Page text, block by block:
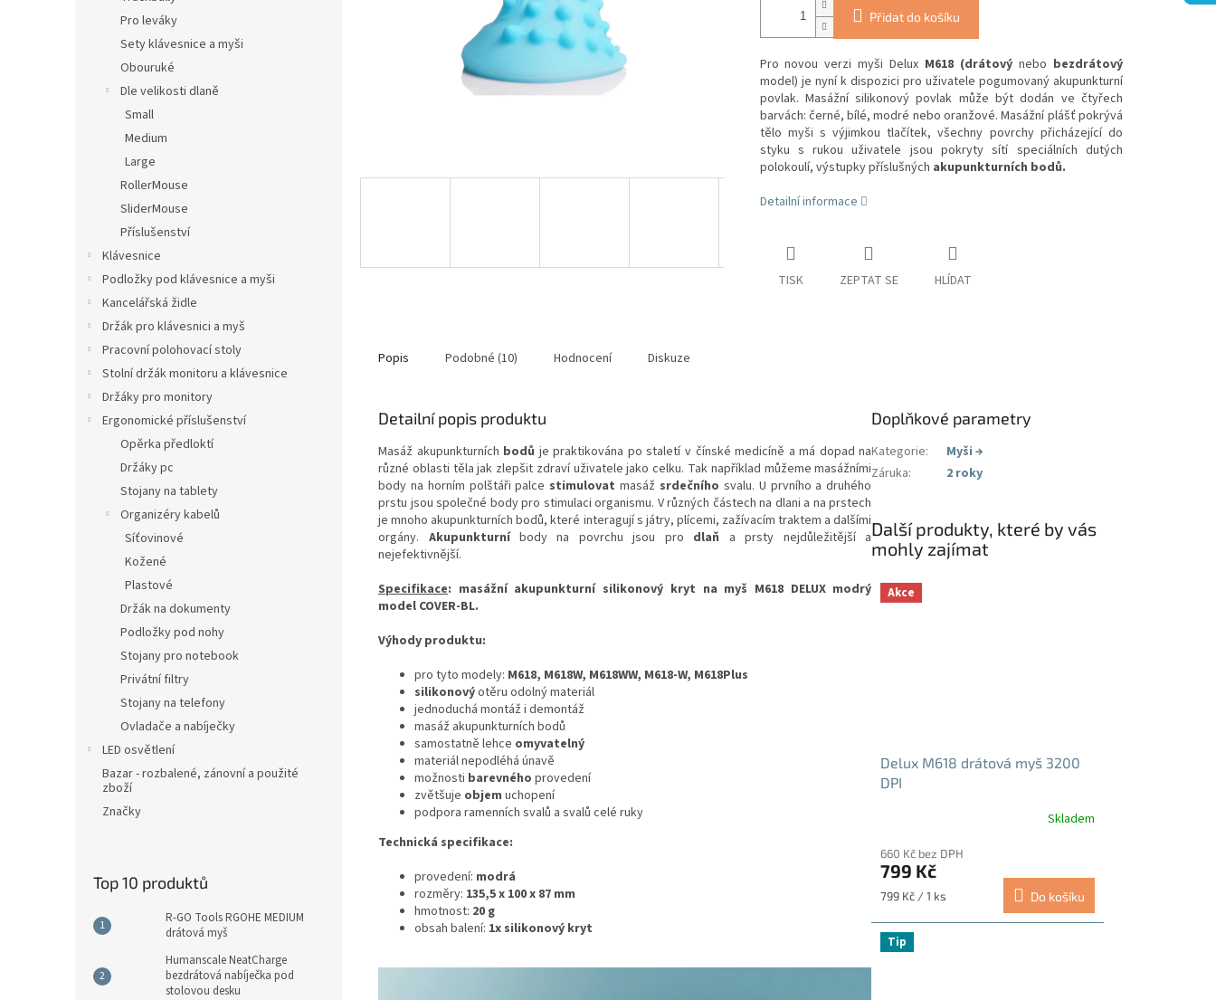
Pro leváky
Sety klávesnice a myši
Obouruké
Dle velikosti dlaně
Small
Medium
Large
RollerMouse
SliderMouse
Příslušenství
Klávesnice
Podložky pod klávesnice a myši
Kancelářská židle
Držák pro klávesnici a myš
Pracovní polohovací stoly
Stolní držák monitoru a klávesnice
Držáky pro monitory
Ergonomické příslušenství
Opěrka předloktí
Držáky pc
Stojany na tablety
Organizéry kabelů
Síťovinové
Kožené
Plastové
Držák na dokumenty
Podložky pod nohy
Stojany pro notebook
Privátní filtry
Stojany na telefony
Ovladače a nabíječky
LED osvětlení
Bazar - rozbalené, zánovní a použité
zboží
Značky
Top 10 produktů
R-GO Tools RGOHE MEDIUM
drátová myš
Humanscale NeatCharge
bezdrátová nabíječka pod
stolovou desku
Přidat do košíku
Pro novou verzi myši Delux M618 (drátový nebo bezdrátový
model) je nyní k dispozici pro uživatele pogumovaný akupunkturní
povlak. Masážní silikonový povlak může být dodán ve čtyřech
barvách: černé, bílé, modré nebo oranžové. Masážní plášť pokrývá
tělo myši s výjimkou tlačítek, všechny povrchy přicházející do
styku s rukou uživatele jsou pokryty sítí speciálních dutých
polokoulí, výstupky příslušných akupunkturních bodů.
Detailní informace
TISK ZEPTAT SE HLÍDAT
Popis Podobné (10) Hodnocení Diskuze
Detailní popis produktu
Masáž akupunkturních bodů je praktikována po staletí v čínské medicíně a má dopad na
různé oblasti těla jak zlepšit zdraví uživatele jako celku. Tak například můžeme masážními
body na horním polštáři palce stimulovat masáž srdečního svalu. U prvního a druhého
prstu jsou společné body pro stimulaci organismu. V různých částech na dlani a na prstech
je mnoho akupunkturních bodů, které interagují s játry, plícemi, zažívacím traktem a dalšími
orgány. Akupunkturníbody na povrchu jsou pro dlaň a prsty nejdůležitější a
nejefektivnější.
Specifikace: masážní akupunkturní silikonový kryt na myš M618 DELUX modrý
model COVER-BL.
Výhody produktu:
pro tyto modely: M618, M618W, M618WW, M618-W, M618Plus
silikonovýotěru odolný materiál
jednoduchá montáž i demontáž
masáž akupunkturních bodů
samostatně lehce omyvatelný
materiál nepodléhá únavě
možnosti barevného provedení
zvětšuje objem uchopení
podpora ramenních svalů a svalů celé ruky
Technická specifikace:
provedení: modrá
rozměry: 135,5 x 100 x 87 mm
hmotnost: 20 g
obsah balení: 1x silikonový kryt
Doplňkové parametry
Kategorie: Myši →
Záruka: 2 roky
Další produkty, které by vás
mohly zajímat
Akce
Delux M618 drátová myš 3200
DPI
produktu
je
4,8
5
hvězdiček.
Skladem
660 Kč bez DPH
799 Kč
Měrná
799 Kč / 1 ks Do košíku
Tip